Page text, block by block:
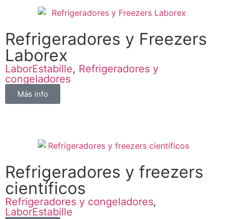
Refrigeradores y Freezers
Laborex
LaborEstabille, Refrigeradores y
congeladores
Más info
Refrigeradores y freezers
científicos
Refrigeradores y congeladores,
LaborEstabille